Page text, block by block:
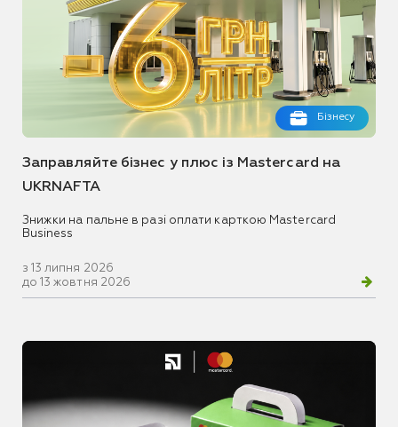
Бізнесу
Заправляйте бізнес у плюс із Mastercard на
UKRNAFTA
Знижки на пальне в разі оплати карткою Mastercard
Business
з 13 липня 2026
до 13 жовтня 2026